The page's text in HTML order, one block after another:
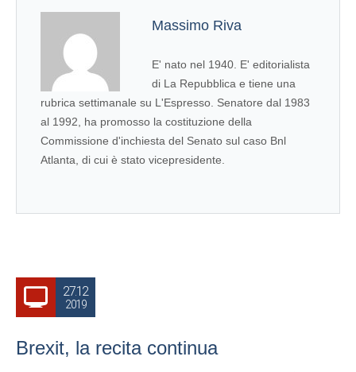
Massimo Riva
E' nato nel 1940. E' editorialista
di La Repubblica e tiene una
rubrica settimanale su L'Espresso. Senatore dal 1983
al 1992, ha promosso la costituzione della
Commissione d'inchiesta del Senato sul caso Bnl
Atlanta, di cui è stato vicepresidente.
27.12
2019
Brexit, la recita continua